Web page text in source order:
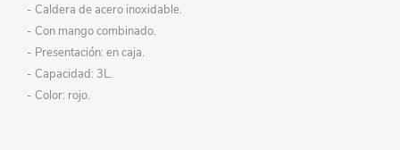
- Caldera de acero inoxidable.
- Con mango combinado.
- Presentación: en caja.
- Capacidad: 3L.
- Color: rojo.